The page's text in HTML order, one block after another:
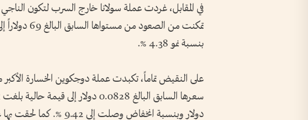
في المقابل، غردت عملة سولانا خارج السرب لتكون الناجي
بنسبة نمو 4.38 %.
على النقيض تماماً، تكبدت عملة دوجكوين الخسارة
دولار وبنسبة انخفاض